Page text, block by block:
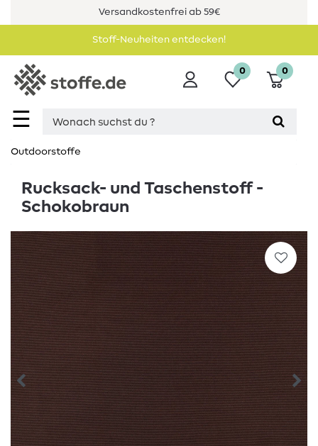
Versandkostenfrei ab 59€
Stoff-Neuheiten entdecken!
☰
0 0
Outdoorstoffe
Rucksack- und Taschenstoff -
Schokobraun